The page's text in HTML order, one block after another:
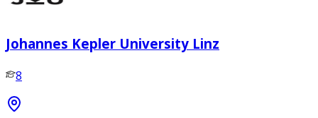
Johannes Kepler University Linz
8